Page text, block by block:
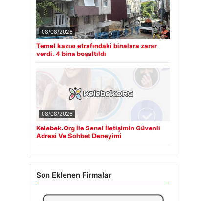
08/08/2026
Temel kazısı etrafındaki binalara zarar
verdi. 4 bina boşaltıldı
08/08/2026
Kelebek.Org İle Sanal İletişimin Güvenli
Adresi Ve Sohbet Deneyimi
Son Eklenen Firmalar